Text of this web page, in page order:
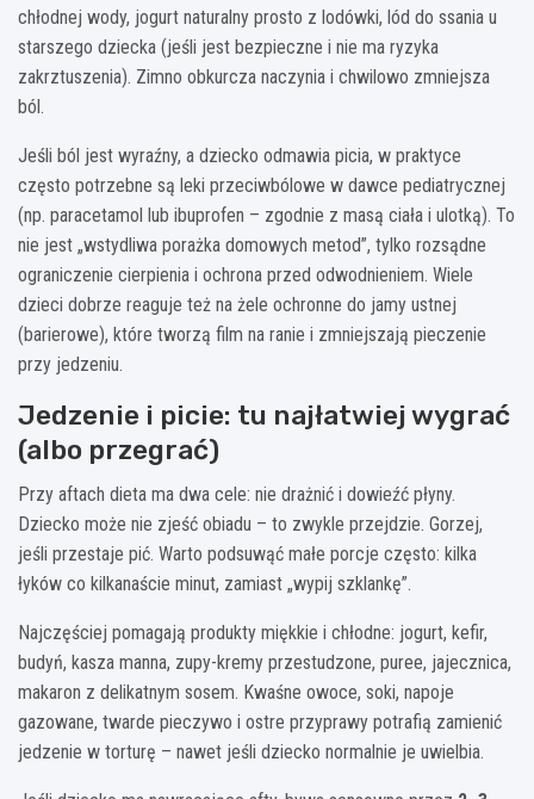
chłodnej wody, jogurt naturalny prosto z lodówki, lód do ssania u
starszego dziecka (jeśli jest bezpieczne i nie ma ryzyka
zakrztuszenia). Zimno obkurcza naczynia i chwilowo zmniejsza
ból.
Jeśli ból jest wyraźny, a dziecko odmawia picia, w praktyce
często potrzebne są leki przeciwbólowe w dawce pediatrycznej
(np. paracetamol lub ibuprofen – zgodnie z masą ciała i ulotką). To
nie jest „wstydliwa porażka domowych metod”, tylko rozsądne
ograniczenie cierpienia i ochrona przed odwodnieniem. Wiele
dzieci dobrze reaguje też na żele ochronne do jamy ustnej
(barierowe), które tworzą film na ranie i zmniejszają pieczenie
przy jedzeniu.
Jedzenie i picie: tu najłatwiej wygrać
(albo przegrać)
Przy aftach dieta ma dwa cele: nie drażnić i dowieźć płyny.
Dziecko może nie zjeść obiadu – to zwykle przejdzie. Gorzej,
jeśli przestaje pić. Warto podsuwąć małe porcje często: kilka
łyków co kilkanaście minut, zamiast „wypij szklankę”.
Najczęściej pomagają produkty miękkie i chłodne: jogurt, kefir,
budyń, kasza manna, zupy-kremy przestudzone, puree, jajecznica,
makaron z delikatnym sosem. Kwaśne owoce, soki, napoje
gazowane, twarde pieczywo i ostre przyprawy potrafią zamienić
jedzenie w torturę – nawet jeśli dziecko normalnie je uwielbia.